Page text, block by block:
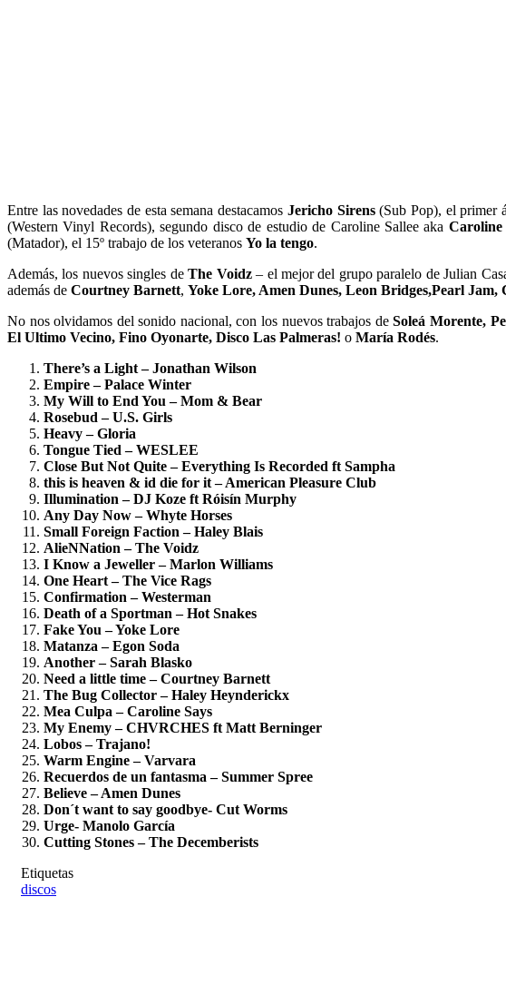
Entre las novedades de esta semana destacamos Jericho Sirens(Sub Pop), el primer
(Western Vinyl Records), segundo disco de estudio de Caroline Sallee aka Caroline
(Matador), el 15º trabajo de los veteranos Yo la tengo.
Además, los nuevos singles deThe Voidz– el mejor del grupo paralelo de Julian
además de Courtney Barnett, Yoke Lore, Amen Dunes, Leon Bridges,Pearl
No nos olvidamos del sonido nacional, con los nuevos trabajos deSoleá Morente,
El Ultimo Vecino, Fino Oyonarte, Disco Las Palmeras! o María Rodés.
There’s a Light – Jonathan Wilson
Empire – Palace Winter
My Will to End You – Mom & Bear
Rosebud – U.S. Girls
Heavy – Gloria
Tongue Tied – WESLEE
Close But Not Quite – Everything Is Recorded ft Sampha
this is heaven & id die for it – American Pleasure Club
Illumination – DJ Koze ft Róisín Murphy
Any Day Now – Whyte Horses
Small Foreign Faction – Haley Blais
AlieNNation – The Voidz
I Know a Jeweller – Marlon Williams
One Heart – The Vice Rags
Confirmation – Westerman
Death of a Sportman – Hot Snakes
Fake You – Yoke Lore
Matanza – Egon Soda
Another – Sarah Blasko
Need a little time – Courtney Barnett
The Bug Collector – Haley Heynderickx
Mea Culpa – Caroline Says
My Enemy – CHVRCHES ft Matt Berninger
Lobos – Trajano!
Warm Engine – Varvara
Recuerdos de un fantasma – Summer Spree
Believe – Amen Dunes
Don´t want to say goodbye- Cut Worms
Urge- Manolo García
Cutting Stones – The Decemberists
Etiquetas
discos